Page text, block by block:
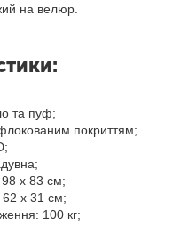
на велюр.
та пуф;
флокованим покриттям;
98 х 83 см;
62 х 31 см;
100 кг;